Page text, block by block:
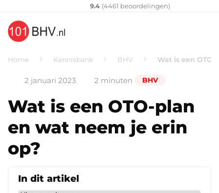
Klantenvertellen
9.410
(4461 ​ beoordelingen)
Home Kennisbank BHV Wat is een
2 januari 2023 2 minuten BHV
Wat is een OTO-plan
en wat neem je erin
op?
In dit artikel